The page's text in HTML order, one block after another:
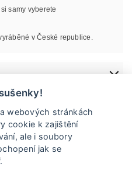
samy vyberete
v České republice.
webových stránkách
cookie k zajištění
ale i soubory
jak se